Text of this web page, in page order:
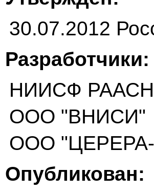
30.07.2012
Разработчики:
НИИСФ РААСН
ООО "ВНИСИ"
ООО
Опубликован: